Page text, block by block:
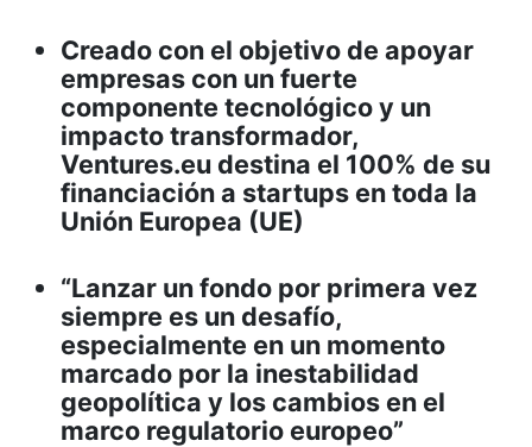
Creado con el objetivo de apoyar
empresas con un fuerte
componente tecnológico y un
impacto transformador,
Ventures.eu destina el 100% de su
financiación a startups en toda la
Unión Europea (UE)
“Lanzar un fondo por primera vez
siempre es un desafío,
especialmente en un momento
marcado por la inestabilidad
geopolítica y los cambios en el
marco regulatorio europeo”